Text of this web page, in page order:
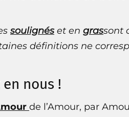
soulignés et en grassont
définitions ne
en nous !
de l’Amour, par